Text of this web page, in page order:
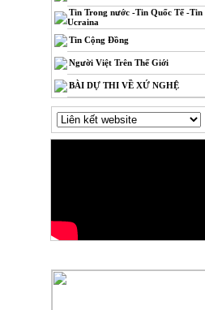
Tin Trong nước -Tin Quốc Tế -Tin
Ucraina
Tin Cộng Đồng
Người Việt Trên Thế Giới
BÀI DỰ THI VỀ XỨ NGHỆ